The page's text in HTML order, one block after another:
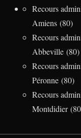
Recours
Amiens (80)
Recours
Abbeville (80)
Recours
Péronne (80)
Recours
Montdidier